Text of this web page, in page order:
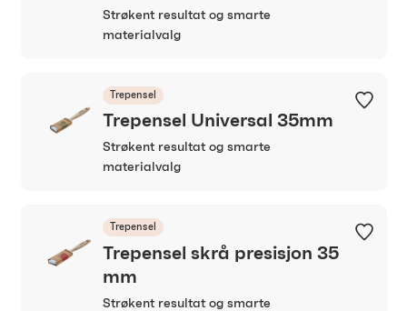
Strøkent resultat og smarte
materialvalg
Trepensel
Trepensel Universal 35mm
Strøkent resultat og smarte
materialvalg
Trepensel
Trepensel skrå presisjon 35
mm
Strøkent resultat og smarte